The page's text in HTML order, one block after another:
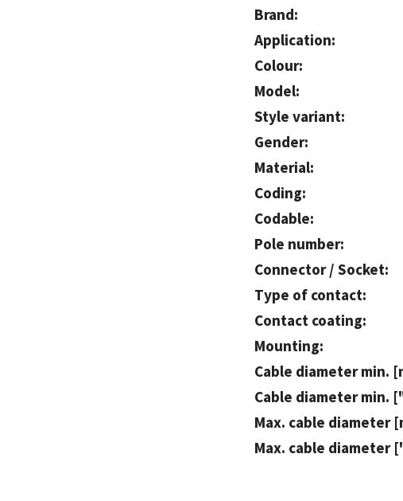
Brand:
Application:
Colour:
Model:
Style variant:
Gender:
Material:
Coding:
Codable:
Pole number:
Connector / Socket:
Type of contact:
Contact coating:
Mounting:
Cable diameter min.
Cable diameter min.
Max. cable diameter
Max. cable diameter